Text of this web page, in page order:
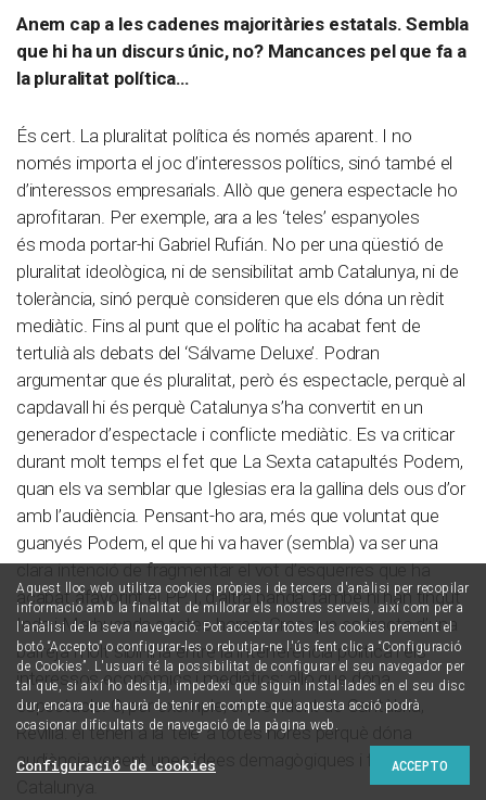
Anem cap a les cadenes majoritàries estatals. Sembla
que hi ha un discurs únic, no? Mancances pel que fa a
la pluralitat política…
És cert. La pluralitat política és només aparent. I no
només importa el joc d’interessos polítics, sinó també el
d’interessos empresarials. Allò que genera espectacle ho
aprofitaran. Per exemple, ara a les ‘teles’ espanyoles
és moda portar-hi Gabriel Rufián. No per una qüestió de
pluralitat ideològica, ni de sensibilitat amb Catalunya, ni de
tolerància, sinó perquè consideren que els dóna un rèdit
mediàtic. Fins al punt que el polític ha acabat fent de
tertulià als debats del ‘Sálvame Deluxe’. Podran
argumentar que és pluralitat, però és espectacle, perquè al
capdavall hi és perquè Catalunya s’ha convertit en un
generador d’espectacle i conflicte mediàtic. Es va criticar
durant molt temps el fet que La Sexta catapultés Podem,
quan els va semblar que Iglesias era la gallina dels ous d’or
amb l’audiència. Pensant-ho ara, més que voluntat que
guanyés Podem, el que hi va haver (sembla) va ser una
clara intenció de fragmentar el vot d’esquerres que ha
acabat afavorint el PP. I, d’altra banda, també hi han tingut
Inda i Marhuenda a totes hores. Crec que es tracta d’una
barreja molt sibil·lina entre la interferència política i els
interessos econòmics i mediàtics: allò que dóna
espectacle. O, per exemple, el president de Cantàbria,
Revilla: el tenen a la ‘tele’ a totes hores perquè dóna
audiència venent unes idees demagògiques i fotent pals a
Aquest lloc web utilitza cookies pròpies i de tercers d'anàlisi per recopilar
informació amb la finalitat de millorar els nostres serveis, així com per a
l'anàlisi de la seva navegació. Pot acceptar totes les cookies prement el
botó “Accepto” o configurar-les o rebutjar-ne l'ús fent clic a “Configuració
de Cookies”. L'usuari té la possibilitat de configurar el seu navegador per
tal que, si així ho desitja, impedexi que siguin instal·lades en el seu disc
dur, encara que haurà de tenir en compte que aquesta acció podrà
ocasionar dificultats de navegació de la pàgina web.
ACCEPTO
Configuració de cookies